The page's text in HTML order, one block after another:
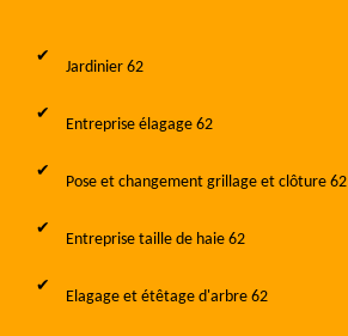
Jardinier 62
Entreprise élagage 62
Pose et changement grillage et clôture 62
Entreprise taille de haie 62
Elagage et étêtage d'arbre 62